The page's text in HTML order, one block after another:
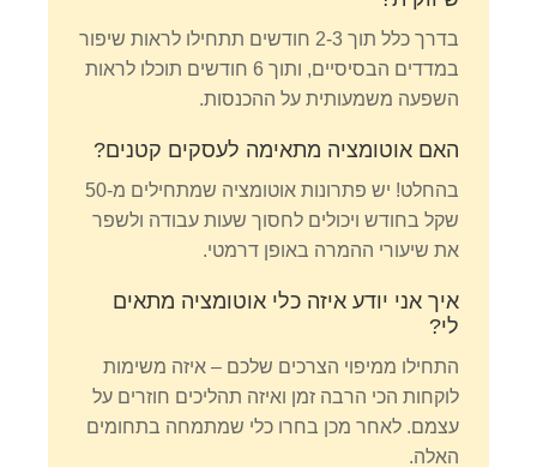
בדרך כלל תוך 2-3 חודשים תתחילו לראות שיפור
במדדים הבסיסיים, ותוך 6 חודשים תוכלו לראות
השפעה משמעותית על ההכנסות.
האם אוטומציה מתאימה לעסקים קטנים?
בהחלט! יש פתרונות אוטומציה שמתחילים מ-50
שקל בחודש ויכולים לחסוך שעות עבודה ולשפר
את שיעורי ההמרה באופן דרמטי.
איך אני יודע איזה כלי אוטומציה מתאים
לי?
התחילו ממיפוי הצרכים שלכם – איזה משימות
לוקחות הכי הרבה זמן ואיזה תהליכים חוזרים על
עצמם. לאחר מכן בחרו כלי שמתמחה בתחומים
האלה.